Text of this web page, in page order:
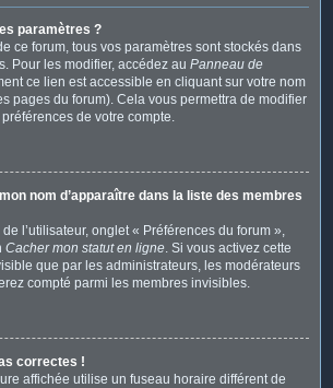
paramètres ?
ce forum, tous vos paramètres sont stockés dans
Pour les modifier, accédez au Panneau de
ce lien est accessible en cliquant sur votre nom
pages du forum). Cela vous permettra de modifier
de votre compte.
nom d’apparaître dans la liste des membres
l’utilisateur, onglet « Préférences du forum »,
Cacher mon statut en ligne. Si vous activez cette
que par les administrateurs, les modérateurs
compté parmi les membres invisibles.
correctes !
affichée utilise un fuseau horaire différent de